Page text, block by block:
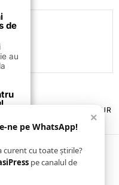
DE ANULARE & RETUR
CONTACT
×
ne pe WhatsApp!
curent cu toate știrile?
pe canalul de
de
au
cu